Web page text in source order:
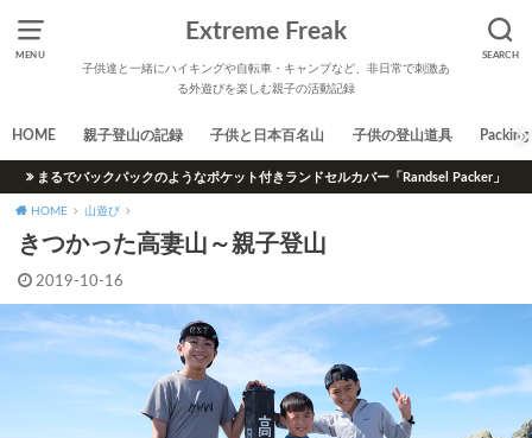
MENU SEARCH
Extreme Freak
子供達と一緒にハイキングや自転車・キャンプなど、非日常で刺激あ
る外遊びを楽しむ親子の活動記録
HOME 親子登山の記録 子供と日本百名山 子供の登山道具 Packing
まるでバックパックのようなポケット付きランドセルカバー「Randsel Packer」
HOME 山遊び
きつかった高妻山～親子登山
2019-10-16